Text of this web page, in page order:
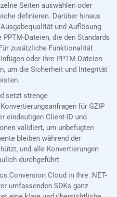
Seiten auswählen oder
definieren. Darüber hinaus
und Auflösung
Dateien, die den Standards
zusätzliche Funktionalität
oder Ihre PPTM-Dateien
um die Sicherheit und Integrität
setzt strenge
für GZIP
eindeutigen Client-ID und
validiert, um unbefugten
bleiben während der
und alle Konvertierungen
durchgeführt.
Cloud in Ihre .NET-
umfassenden SDKs ganz